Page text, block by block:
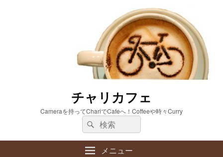
チャリカフェ
Cameraを持ってChariでCafeへ！Coffeeや時々Curry
検
索:
検
索
メニュー